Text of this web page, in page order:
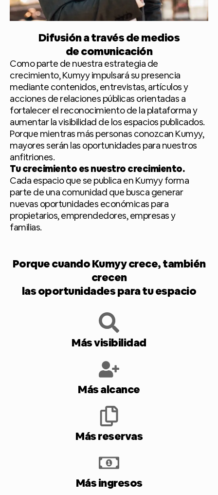
Difusión a través de medios
de comunicación
Como parte de nuestra estrategia de
crecimiento, Kumyy impulsará su presencia
mediante contenidos, entrevistas, artículos y
acciones de relaciones públicas orientadas a
fortalecer el reconocimiento de la plataforma y
aumentar la visibilidad de los espacios publicados.
Porque mientras más personas conozcan Kumyy,
mayores serán las oportunidades para nuestros
anfitriones.
Tu crecimiento es nuestro crecimiento.
Cada espacio que se publica en Kumyy forma
parte de una comunidad que busca generar
nuevas oportunidades económicas para
propietarios, emprendedores, empresas y
familias.
Porque cuando Kumyy crece, también
crecen
las oportunidades para tu espacio
Más visibilidad
Más alcance
Más reservas
Más ingresos